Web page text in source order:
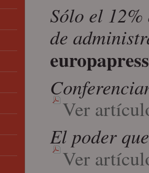
Sólo el
de
Ver
El poder
Ver